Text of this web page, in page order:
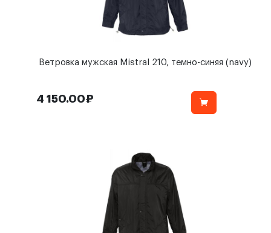
Ветровка мужская Mistral 210, темно-синяя (navy)
4 150.00₽